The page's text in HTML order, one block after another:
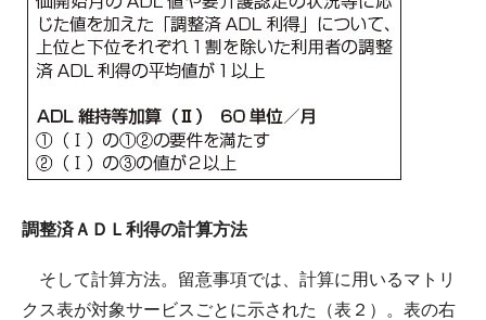
調整済ＡＤＬ利得の計算方法
そして計算方法。留意事項では、計算に用いるマトリ
クス表が対象サービスごとに示された（表２）。表の右